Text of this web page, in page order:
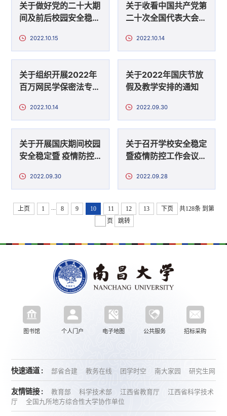
关于做好党的二十大期
间及前后校园安全稳定
2022.10.15
关于收看中国共产党第
二十次全国代表大会盛
2022.10.14
关于组织开展2022年
百万网民学保密法专场
2022.10.14
关于2022年国庆节放
假及教学安排的通知
2022.09.30
关于开展国庆期间校园
安全稳定暨 疫情防控
2022.09.30
关于召开学校安全稳定
暨疫情防控工作会议的
2022.09.28
上页 1 ... 8 9 10 11 12 13 下页 共128条 到第
页
跳转
图书馆 个人门户 电子地图 公共服务 招标采购
快速通道 : 部省合建 教务在线 团学时空 南大家园 研究生网
友情链接 : 教育部 科学技术部 江西省教育厅
江西省科学技术
厅
全国九所地方综合性大学协作单位